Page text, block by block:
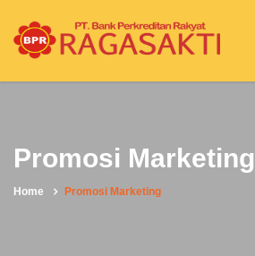
Promosi Marketing
Home Promosi Marketing